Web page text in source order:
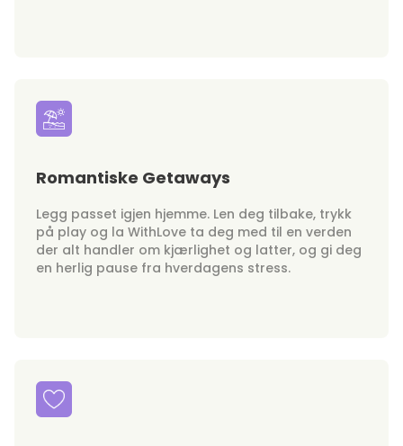
Romantiske Getaways
Legg passet igjen hjemme. Len deg tilbake, trykk
på play og la WithLove ta deg med til en verden
der alt handler om kjærlighet og latter, og gi deg
en herlig pause fra hverdagens stress.